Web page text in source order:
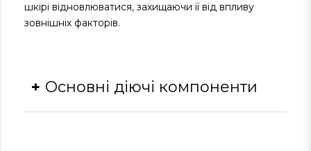
шкірі відновлюватися, захищаючи її від впливу
зовнішніх факторів.
Основні діючі компоненти